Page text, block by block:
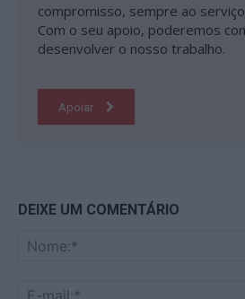
compromisso, sempre ao
Com o seu apoio, poderemos
desenvolver o nosso trabalho.
Apoiar
DEIXE UM COMENTÁRIO